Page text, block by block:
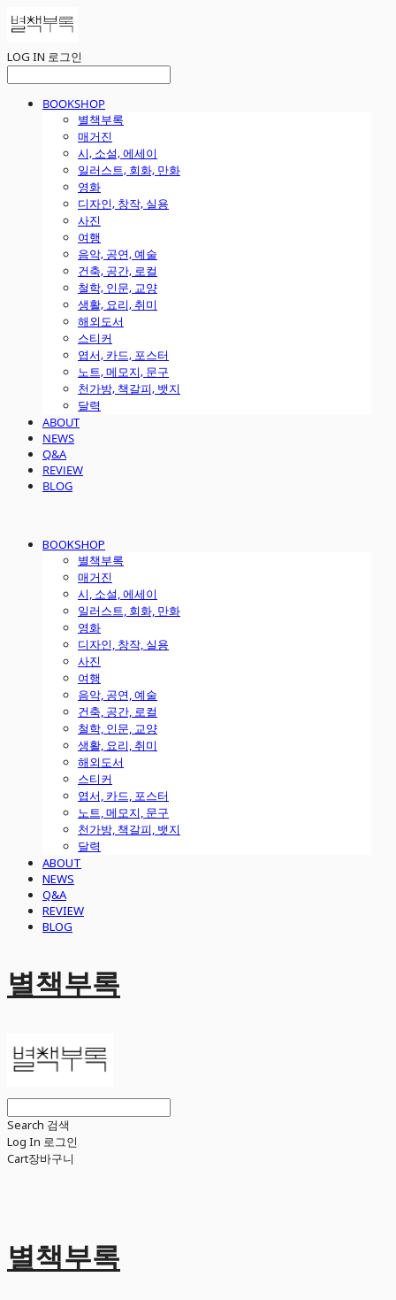
LOG IN 로그인
BOOKSHOP
별책부록
매거진
시, 소설, 에세이
일러스트, 회화, 만화
영화
디자인, 창작, 실용
사진
여행
음악, 공연, 예술
건축, 공간, 로컬
철학, 인문, 교양
생활, 요리, 취미
해외도서
스티커
엽서, 카드, 포스터
노트, 메모지, 문구
천가방, 책갈피, 뱃지
달력
ABOUT
NEWS
Q&A
REVIEW
BLOG
BOOKSHOP
별책부록
매거진
시, 소설, 에세이
일러스트, 회화, 만화
영화
디자인, 창작, 실용
사진
여행
음악, 공연, 예술
건축, 공간, 로컬
철학, 인문, 교양
생활, 요리, 취미
해외도서
스티커
엽서, 카드, 포스터
노트, 메모지, 문구
천가방, 책갈피, 뱃지
달력
ABOUT
NEWS
Q&A
REVIEW
BLOG
별책부록
Search 검색
Log In 로그인
Cart장바구니
별책부록